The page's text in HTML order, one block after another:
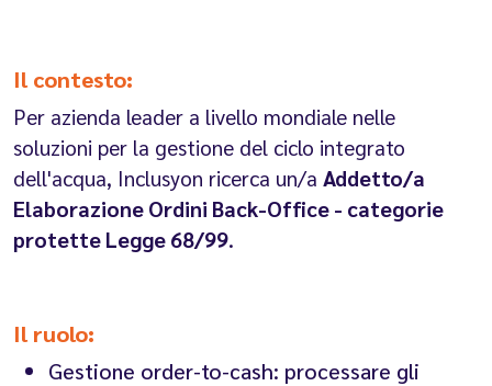
Il contesto:
Per azienda leader a livello mondiale nelle
soluzioni per la gestione del ciclo integrato
dell'acqua, Inclusyon ricerca un/a Addetto/a
Elaborazione Ordini Back-Office - categorie
protette Legge 68/99.
Il ruolo:
Gestione order-to-cash: processare gli